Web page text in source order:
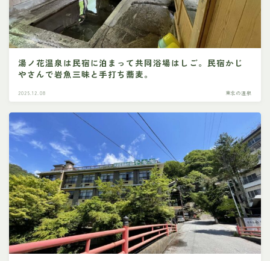
湯ノ花温泉は民宿に泊まって共同浴場はしご。民宿かじ
やさんで岩魚三昧と手打ち蕎麦。
2025.12.08 東北の温泉